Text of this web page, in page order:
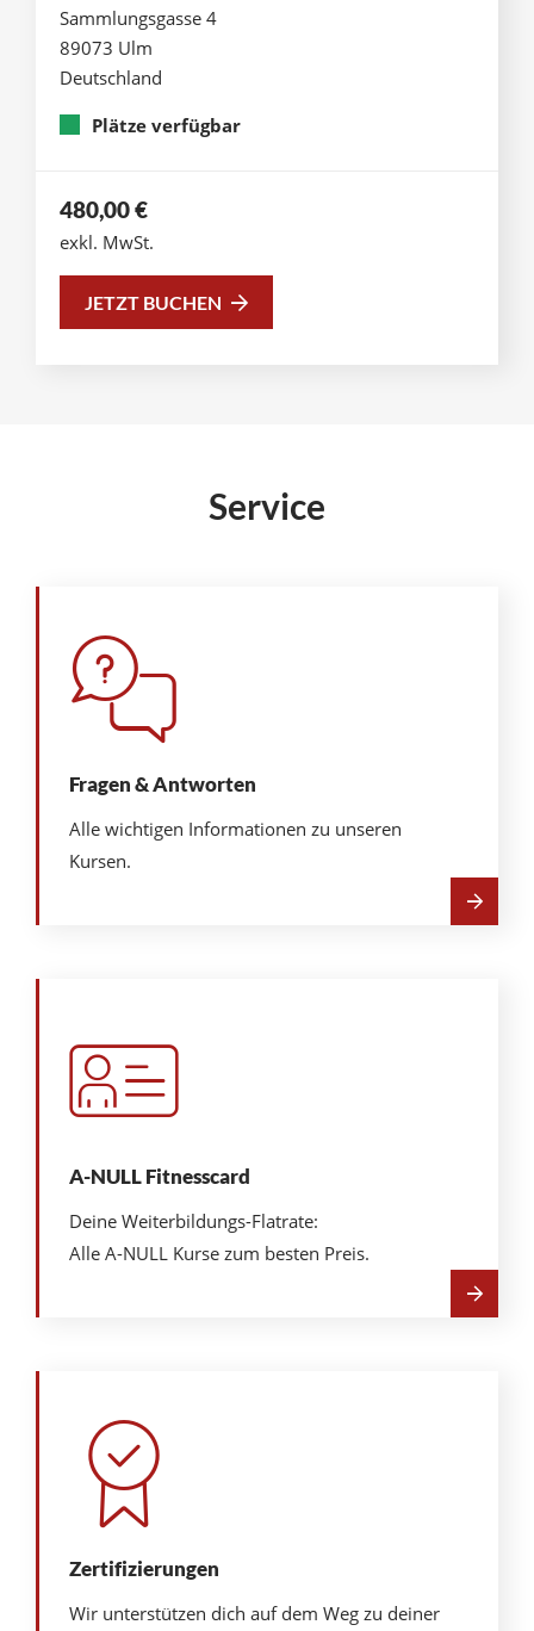
Sammlungsgasse 4
89073 Ulm
Deutschland
Plätze verfügbar
480,00€
exkl. MwSt.
JETZT BUCHEN
Service
Fragen & Antworten
Alle wichtigen Informationen zu unseren
Kursen.
A-NULL Fitnesscard
Deine Weiterbildungs-Flatrate:
Alle A-NULL Kurse zum besten Preis.
Zertifizierungen
Wir unterstützen dich auf dem Weg zu deiner